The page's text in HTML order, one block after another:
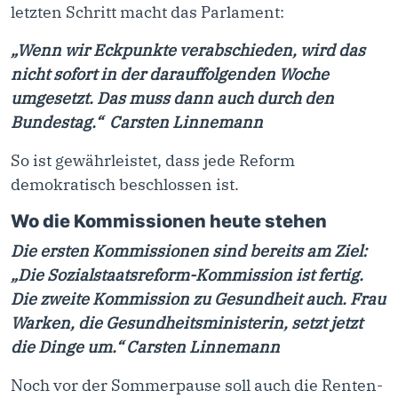
letzten Schritt macht das Parlament:
„Wenn wir Eckpunkte verabschieden, wird das
nicht sofort in der darauffolgenden Woche
umgesetzt. Das muss dann auch durch den
Bundestag.“ Carsten Linnemann
So ist gewährleistet, dass jede Reform
demokratisch beschlossen ist.
Wo die Kommissionen heute stehen
Die ersten Kommissionen sind bereits am Ziel:
„Die Sozialstaatsreform-Kommission ist fertig.
Die zweite Kommission zu Gesundheit auch. Frau
Warken, die Gesundheitsministerin, setzt jetzt
die Dinge um.“ Carsten Linnemann
Noch vor der Sommerpause soll auch die Renten-